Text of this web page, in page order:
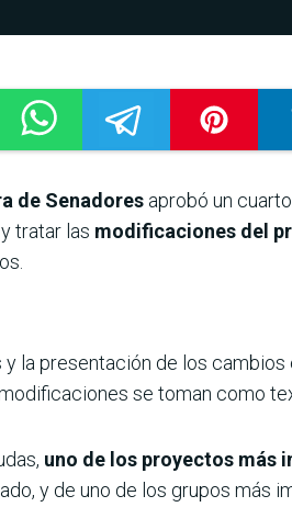
de Senadores aprobó un
tratar las modificaciones del
la presentación de los cambios
se toman como
uno de los proyectos más
y de uno de los grupos más